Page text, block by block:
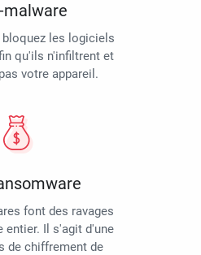
malware
bloquez les logiciels
qu'ils n'infiltrent et
votre appareil.
font des ravages
entier. Il s'agit d'une
de chiffrement de